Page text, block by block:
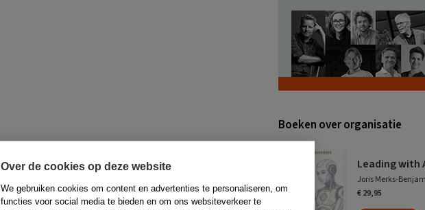
Boeken over organisatie
Leading with
Joris Merks-
€ 29,95
Over de cookies op deze website
We gebruiken cookies om content en advertenties te personaliseren, om
functies voor social media te bieden en om ons websiteverkeer te